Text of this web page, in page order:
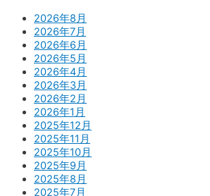
2026年8月
2026年7月
2026年6月
2026年5月
2026年4月
2026年3月
2026年2月
2026年1月
2025年12月
2025年11月
2025年10月
2025年9月
2025年8月
2025年7月